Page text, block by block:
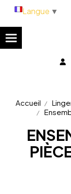
Accueil
Langue ▼